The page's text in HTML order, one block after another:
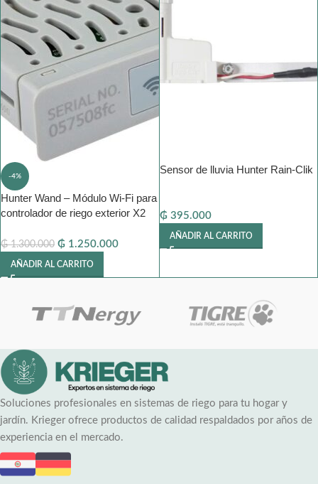
-4%
Hunter Wand – Módulo Wi-Fi para
controlador de riego exterior X2
₲1.300.000 ₲ 1.250.000
AÑADIR AL CARRITO
Sensor de lluvia Hunter Rain-Clik
₲395.000
AÑADIR AL CARRITO
Soluciones profesionales en sistemas de riego para tu hogar y
jardín. Krieger ofrece productos de calidad respaldados por años de
experiencia en el mercado.